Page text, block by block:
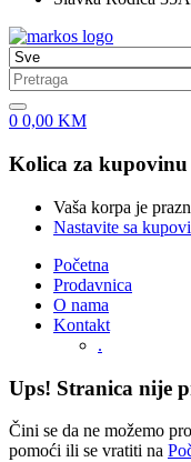
0 0,00 KM
Kolica za kupovinu
Vaša korpa je
Nastavite sa
Početna
Prodavnica
O nama
Kontakt
.
Ups! Stranica nije
Čini se da ne možemo
pomoći ili se vratiti na